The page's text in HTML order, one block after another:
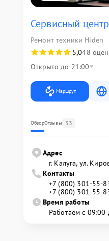
Сервисный
Ремонт техники Hiden
5,048
Открыто до 21:00
Маршрут
ОбзорОтзывы 53
Адрес
г. Калуга, ул.
Контакты
+7 (800) 301-55-
+7 (800) 301-55-
Время работы
Работаем с 09:00